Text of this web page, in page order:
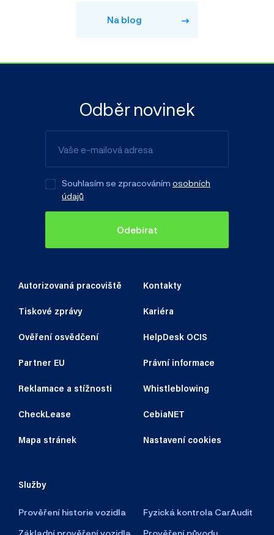
Na blog
Autorizovaná pracoviště Kontakty
Tiskové zprávy Kariéra
Ověření osvědčení HelpDesk OCIS
Partner EU Právní informace
Reklamace a stížnosti Whistleblowing
CheckLease CebiaNET
Mapa stránek Nastavení cookies
Služby
Prověření historie vozidla
Fyzická kontrola CarAudit
Odběr novinek
Souhlasím se zpracováním osobních
údajů
Odebírat